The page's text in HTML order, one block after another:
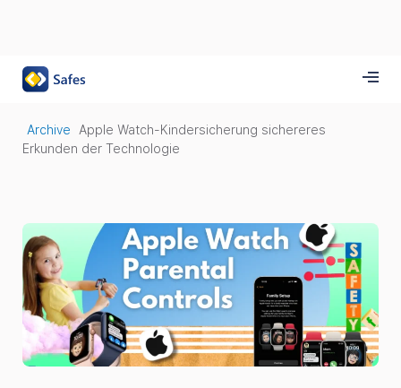
Archive
Apple Watch-Kindersicherung sichereres
Erkunden der Technologie